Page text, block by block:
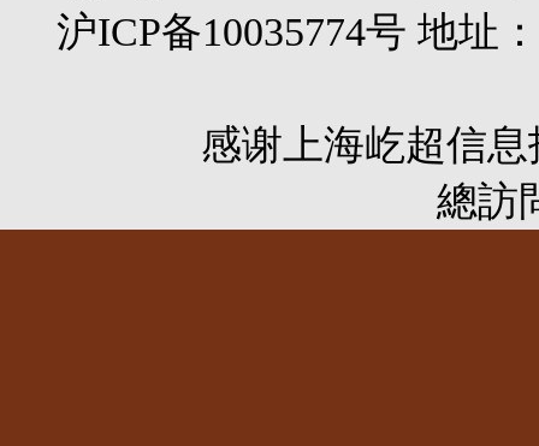
沪ICP备10035774号 地址
感谢 上海屹超信
總訪